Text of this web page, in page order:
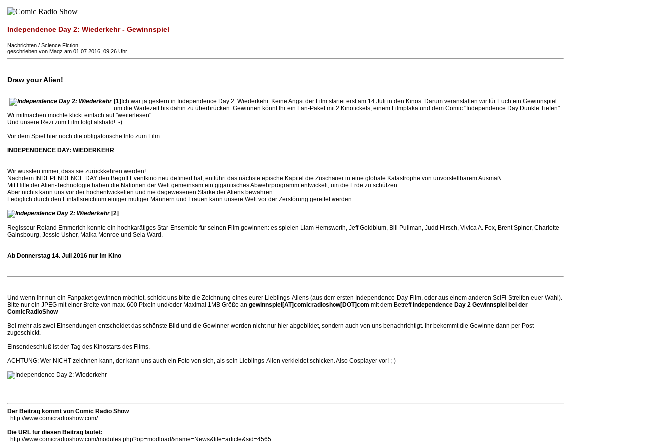
Independence Day 2: Wiederkehr - Gewinnspiel
Nachrichten / Science Fiction
geschrieben von Maqz am 01.07.2016, 09:26 Uhr
Draw your Alien!
[1] Ich war ja gestern in Independence Day 2: Wiederkehr. Keine Angst der Film startet erst am 14 Juli in den Kinos. Darum veranstalten wir für Euch ein Gewinnspiel
um die Wartezeit bis dahin zu überbrücken. Gewinnen könnt Ihr ein Fan-Paket mit 2 Kinotickets, einem Filmplaka und dem Comic "Independence Day Dunkle Tiefen".
Wr mitmachen möchte klickt einfach auf "weiterlesen".
Und unsere Rezi zum Film folgt alsbald! :-)
Vor dem Spiel hier noch die obligatorische Info zum Film:
INDEPENDENCE DAY: WIEDERKEHR
Wir wussten immer, dass sie zurückkehren werden!
Nachdem INDEPENDENCE DAY den Begriff Eventkino neu definiert hat, entführt das nächste epische Kapitel die Zuschauer in eine globale Katastrophe von unvorstellbarem Ausmaß.
Mit Hilfe der Alien-Technologie haben die Nationen der Welt gemeinsam ein gigantisches Abwehrprogramm entwickelt, um die Erde zu schützen.
Aber nichts kann uns vor der hochentwickelten und nie dagewesenen Stärke der Aliens bewahren.
Lediglich durch den Einfallsreichtum einiger mutiger Männern und Frauen kann unsere Welt vor der Zerstörung gerettet werden.
[2]
Regisseur Roland Emmerich konnte ein hochkarätiges Star-Ensemble für seinen Film gewinnen: es spielen Liam Hemsworth, Jeff Goldblum, Bill Pullman, Judd Hirsch, Vivica A. Fox, Brent Spiner, Charlotte
Gainsbourg, Jessie Usher, Maika Monroe und Sela Ward.
Ab Donnerstag 14. Juli 2016 nur im Kino
Und wenn ihr nun ein Fanpaket gewinnen möchtet, schickt uns bitte die Zeichnung eines eurer Lieblings-Aliens (aus dem ersten Independence-Day-Film, oder aus einem anderen SciFi-Streifen euer Wahl).
Bitte nur ein JPEG mit einer Breite von max. 600 Pixeln und/oder Maximal 1MB Größe an gewinnspiel[AT]comicradioshow[DOT]com mit dem Betreff Independence Day 2 Gewinnspiel bei der
ComicRadioShow
Bei mehr als zwei Einsendungen entscheidet das schönste Bild und die Gewinner werden nicht nur hier abgebildet, sondern auch von uns benachrichtigt. Ihr bekommt die Gewinne dann per Post
zugeschickt.
Einsendeschluß ist der Tag des Kinostarts des Films.
ACHTUNG: Wer NICHT zeichnen kann, der kann uns auch ein Foto von sich, als sein Lieblings-Alien verkleidet schicken. Also Cosplayer vor! ;-)
Der Beitrag kommt von Comic Radio Show
http://www.comicradioshow.com/
Die URL für diesen Beitrag lautet:
http://www.comicradioshow.com/modules.php?op=modload&name=News&file=article&sid=4565